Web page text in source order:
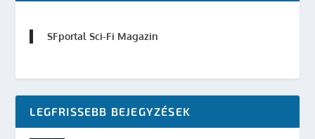
SFportal Sci-Fi Magazin
LEGFRISSEBB BEJEGYZÉSEK